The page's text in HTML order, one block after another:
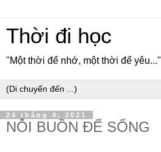
Thời đi học
"Một thời để nhớ, một thời để yêu..."
24 tháng 4, 2021
NỖI BUỒN ĐỂ SỐNG